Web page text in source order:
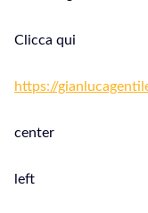
Clicca qui
https://
center
left